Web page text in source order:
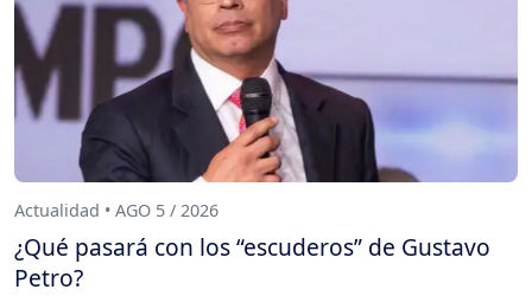
Actualidad • AGO 5 / 2026
¿Qué pasará con los “escuderos” de Gustavo
Petro?